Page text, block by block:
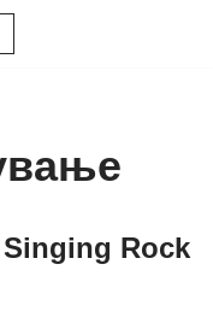
Singing Rock